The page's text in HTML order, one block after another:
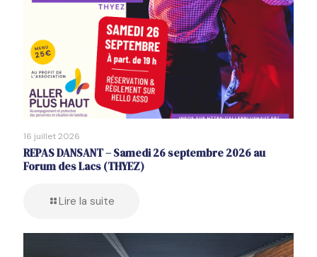
16 juillet 2026
REPAS DANSANT – Samedi 26 septembre 2026 au
Forum des Lacs (THYEZ)
Lire la suite